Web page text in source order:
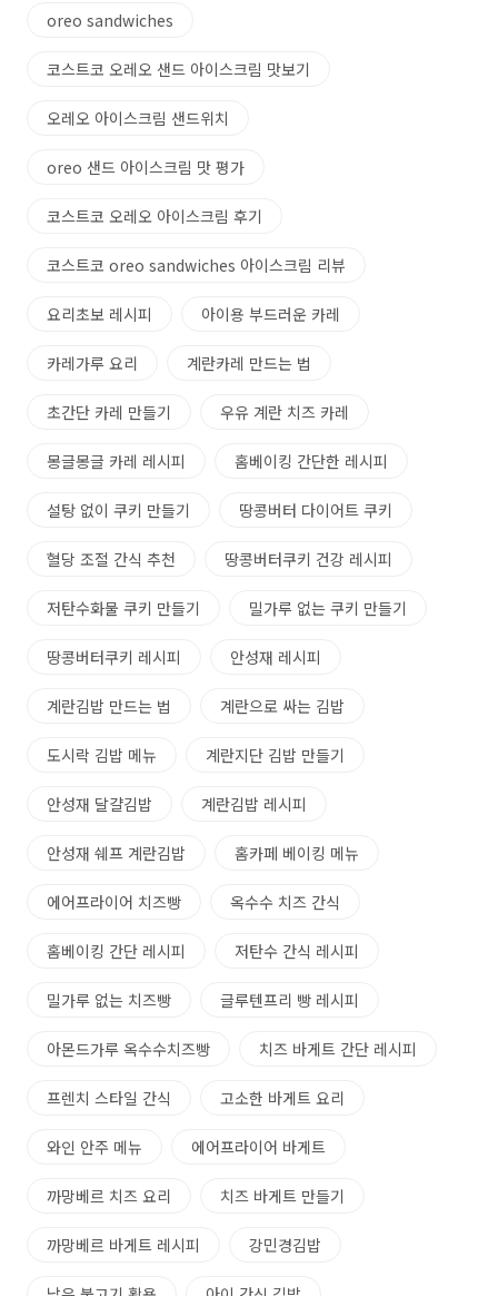
oreo sandwiches
코스트코 오레오 샌드 아이스크림 맛보기
오레오 아이스크림 샌드위치
oreo 샌드 아이스크림 맛 평가
코스트코 오레오 아이스크림 후기
코스트코 oreo sandwiches 아이스크림 리뷰
요리초보 레시피 아이용 부드러운 카레
카레가루 요리 계란카레 만드는 법
초간단 카레 만들기 우유 계란 치즈 카레
몽글몽글 카레 레시피 홈베이킹 간단한 레시피
설탕 없이 쿠키 만들기 땅콩버터 다이어트 쿠키
혈당 조절 간식 추천 땅콩버터쿠키 건강 레시피
저탄수화물 쿠키 만들기 밀가루 없는 쿠키 만들기
땅콩버터쿠키 레시피 안성재 레시피
계란김밥 만드는 법 계란으로 싸는 김밥
도시락 김밥 메뉴 계란지단 김밥 만들기
안성재 달걀김밥 계란김밥 레시피
안성재 쉐프 계란김밥 홈카페 베이킹 메뉴
에어프라이어 치즈빵 옥수수 치즈 간식
홈베이킹 간단 레시피 저탄수 간식 레시피
밀가루 없는 치즈빵 글루텐프리 빵 레시피
아몬드가루 옥수수치즈빵 치즈 바게트 간단 레시피
프렌치 스타일 간식 고소한 바게트 요리
와인 안주 메뉴 에어프라이어 바게트
까망베르 치즈 요리 치즈 바게트 만들기
까망베르 바게트 레시피 강민경김밥